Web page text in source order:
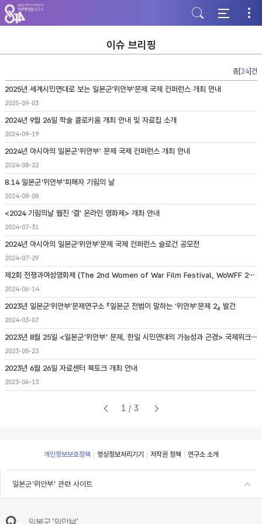
주
메
뉴
가
본
문
바
기
하
단
바
기
이슈 브리핑
총[24]건
2025년 세계시민연대로 보는 일본군‘위안부’문제 국제 컨퍼런스 개최 안내
2025-09-03
2024년 9월 26일 학술 콜로키움 개최 안내 및 자료집 소개
2024-09-19
2024년 아시아의 일본군'위안부' 문제 국제 컨퍼런스 개최 안내
2024-08-22
8.14 일본군'위안부'피해자 기림의 날
2024-08-08
<2024 기림의날 웹진 ‘결’ 온라인 영화제> 개최 안내
2024-07-31
2024년 아시아의 일본군‘위안부’문제 국제 컨퍼런스 슬로건 공모전
2024-07-29
제2회 전쟁과여성영화제 (The 2nd Women of War Film Festival, WoWFF 2024) 개최 안내
2024-06-14
2023년 일본군‘위안부’문제연구소 『일본군 전범이 말하는 ‘위안부’문제 2』 발간
2024-03-07
2023년 8월 25일 <일본군'위안부' 문제, 한일 시민연대의 가능성과 곤경> 국제워크숍 개최
2023-08-23
2023년 6월 26일 자료센터 북토크 개최 안내
2023-06-13
1/3
Footer
개인정보보호정책 영상정보처리기기 저작권 정책 연구소 소개
일본군'위안부' 관련 사이트